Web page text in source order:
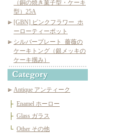
（銅の焼き菓子型・ケーキ
型）25A
[GBN] ピンクフラワー_ホ
ーローティーポット
シルバープレート_薔薇の
ケーキトング（銀メッキの
ケーキ掴み）
Antique アンティーク
├ Enamel ホーロー
├ Glass ガラス
└ Other その他